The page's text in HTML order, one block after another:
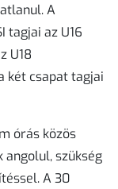
A
tagjai az U16
U18
két csapat tagjai
órás közös
szükség
A 30